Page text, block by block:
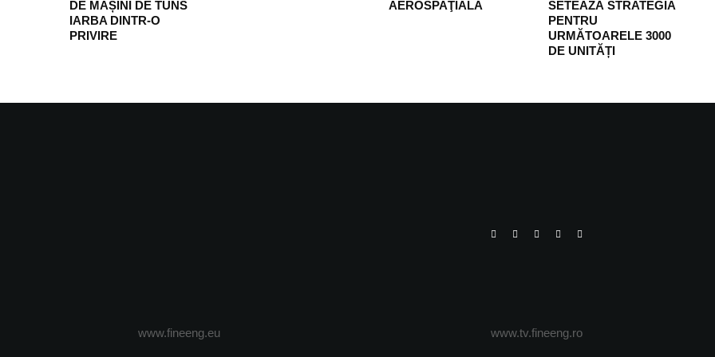
DE MAȘINI DE TUNS
IARBA DINTR-O
PRIVIRE
AEROSPAŢIALĂ
SETEAZĂ STRATEGIA
PENTRU
URMĂTOARELE 3000
DE UNITĂȚI
www.fineeng.eu www.tv.fineeng.ro